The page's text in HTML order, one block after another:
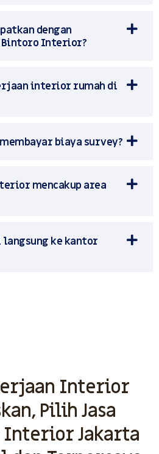
dengan
Bintoro Interior?
interior rumah di
biaya survey?
mencakup area
ke kantor
Interior
Pilih Jasa
Jakarta